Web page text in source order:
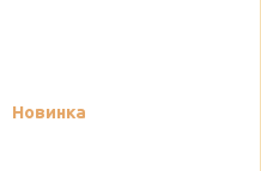
Новинка